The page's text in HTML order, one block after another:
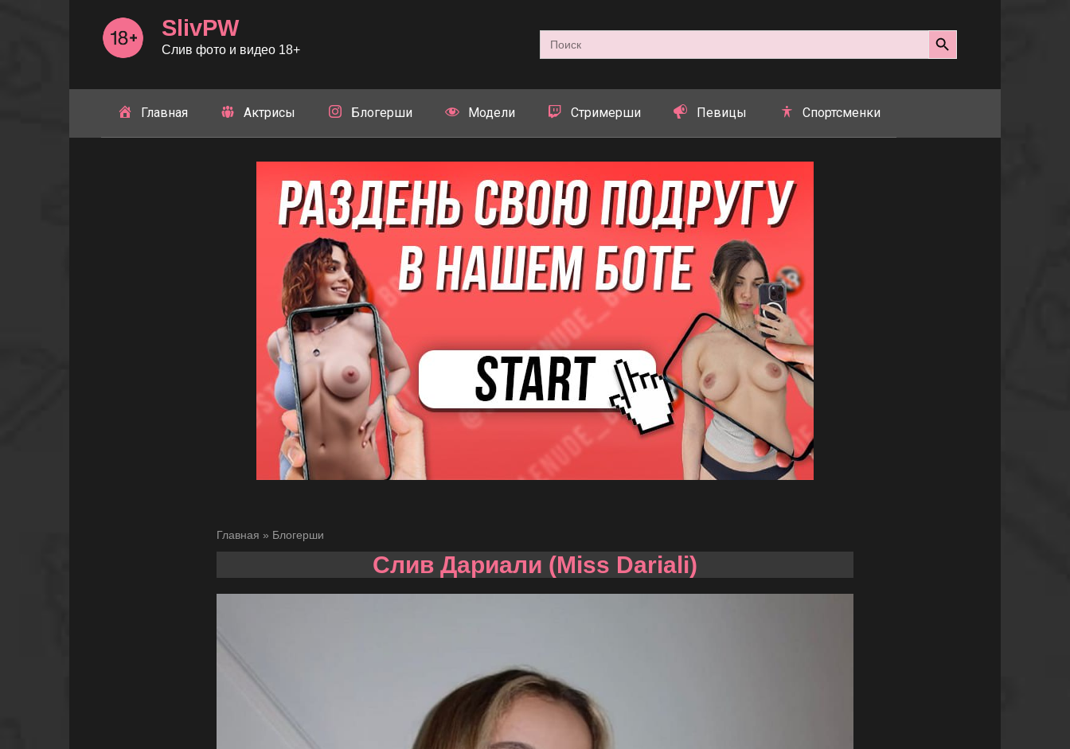
SlivPW
Слив фото и видео 18+
Search
for:
Search Button
Главная Актрисы Блогерши Модели Стримерши Певицы Спортсменки
Главная » Блогерши
Слив Дариали (Miss Dariali)